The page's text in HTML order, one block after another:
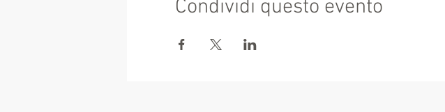
Condividi questo evento